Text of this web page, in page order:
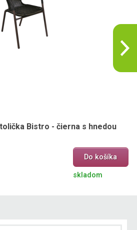
Bistro - čierna s hnedou
Do košíka
skladom